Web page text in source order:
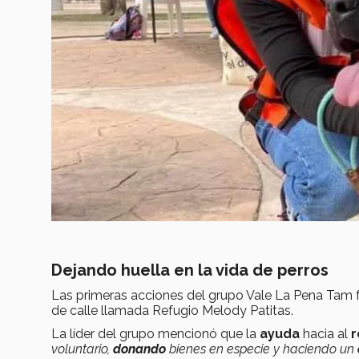
Dejando huella en la vida de perros
Las primeras acciones del grupo Vale La Pena
de calle llamada Refugio Melody Patitas.
La líder del grupo mencionó que la ayuda hacia al
voluntario, donando bienes en especie y haciendo un